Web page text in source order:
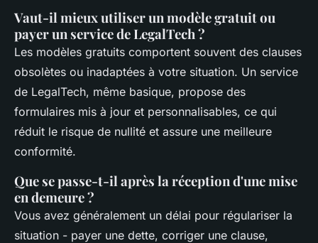
Vaut-il mieux utiliser un modèle gratuit ou
payer un service de LegalTech ?
Les modèles gratuits comportent souvent des clauses
obsolètes ou inadaptées à votre situation. Un service
de LegalTech, même basique, propose des
formulaires mis à jour et personnalisables, ce qui
réduit le risque de nullité et assure une meilleure
conformité.
Que se passe-t-il après la réception d'une mise
en demeure ?
Vous avez généralement un délai pour régulariser la
situation - payer une dette, corriger une clause,